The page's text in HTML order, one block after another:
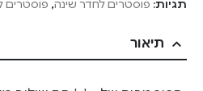
תגיות: פוסטרים לחדר שינה, פוסטרים
תיאור